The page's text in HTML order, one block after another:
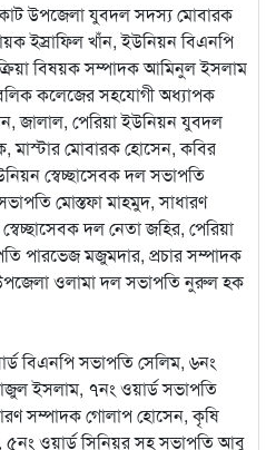
উপজেলা যুবদল সদস্য মোবারক
ইস্রাফিল খাঁন, ইউনিয়ন বিএনপি
বিষয়ক সম্পাদক আমিনুল ইসলাম
কলেজের সহযোগী অধ্যাপক
জালাল, পেরিয়া ইউনিয়ন যুবদল
মাস্টার মোবারক হোসেন, কবির
স্বেচ্ছাসেবক দল সভাপতি
মোস্তফা মাহমুদ, সাধারণ
দল নেতা জহির, পেরিয়া
পারভেজ মজুমদার, প্রচার সম্পাদক
ওলামা দল সভাপতি নুরুল হক
বিএনপি সভাপতি সেলিম, ৬নং
ইসলাম, ৭নং ওয়ার্ড সভাপতি
সম্পাদক গোলাপ হোসেন, কৃষি
ওয়ার্ড সিনিয়র সহ সভাপতি আবু